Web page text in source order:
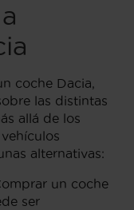
coche Dacia,
las distintas
allá de los
alternativas:
un coche
ser